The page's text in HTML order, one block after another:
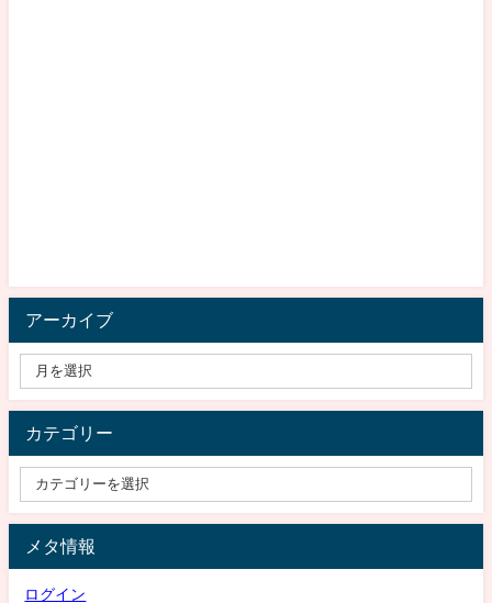
アーカイブ
カテゴリー
メタ情報
ログイン